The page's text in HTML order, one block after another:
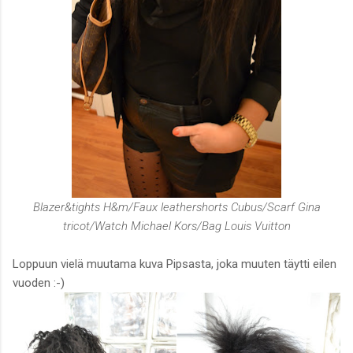
Blazer&tights H&m/Faux leathershorts Cubus/Scarf Gina
tricot/Watch Michael Kors/Bag Louis Vuitton
Loppuun vielä muutama kuva Pipsasta, joka muuten täytti eilen
vuoden :-)